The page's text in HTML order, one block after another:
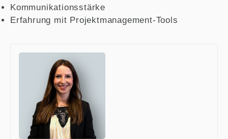
Kommunikationsstärke
Erfahrung mit Projektmanagement-Tools